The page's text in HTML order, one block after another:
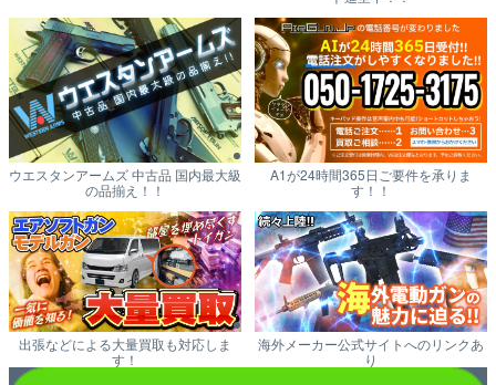
ウエスタンアームズ 中古品 国内最大級
の品揃え！！
A1が24時間365日ご要件を承りま
す！！
出張などによる大量買取も対応しま
す！
海外メーカー公式サイトへのリンクあ
り